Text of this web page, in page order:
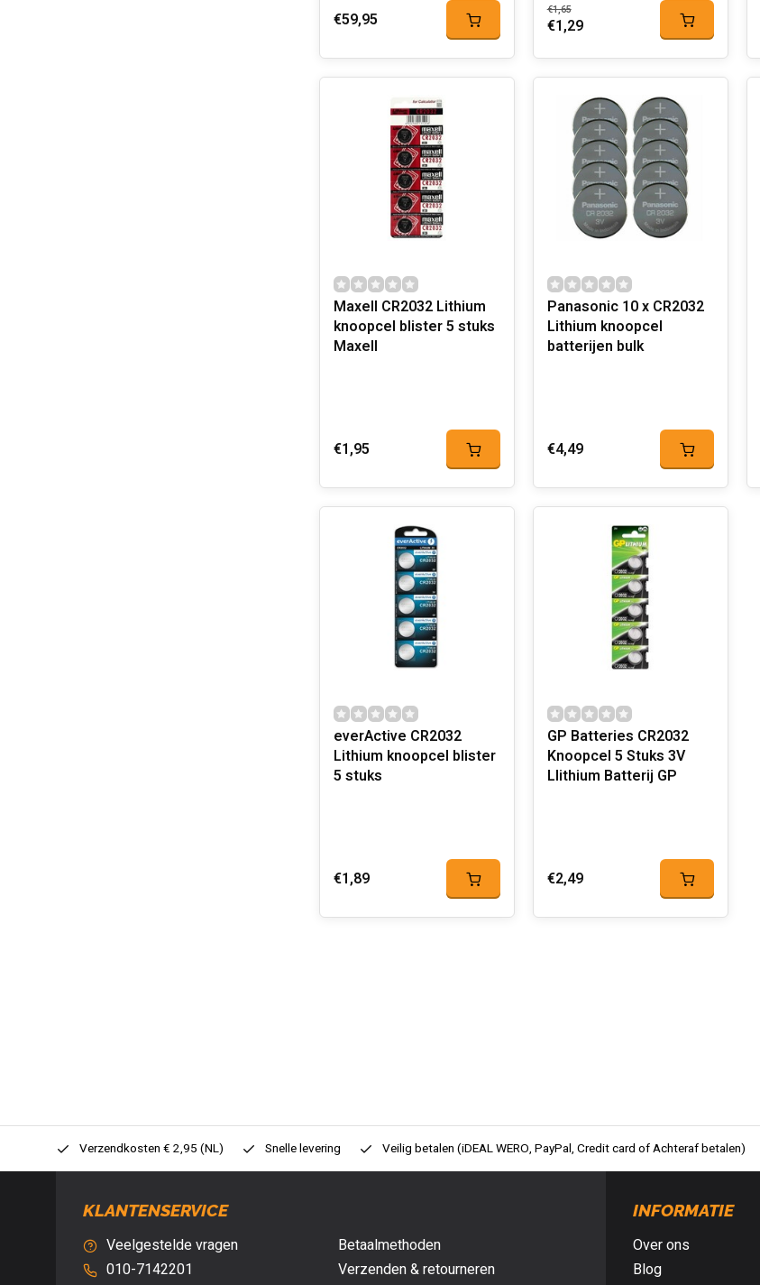
€59,95 €1,65
€1,29
Maxell CR2032 Lithium
knoopcel blister 5 stuks
Maxell
€1,95
Panasonic 10 x CR2032
Lithium knoopcel
batterijen bulk
€4,49
everActive CR2032
Lithium knoopcel blister
5 stuks
€1,89
GP Batteries CR2032
Knoopcel 5 Stuks 3V
LIithium Batterij GP
€2,49
Verzendkosten € 2,95 (NL) Snelle levering Veilig betalen (iDEAL WERO, PayPal, Credit card of Achteraf betalen)
KLANTENSERVICE
Veelgestelde vragen
010-7142201
Betaalmethoden
Verzenden & retourneren
INFORMATIE
Over ons
Blog